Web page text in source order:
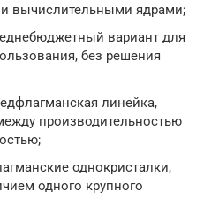
вычислительными ядрами;
вариант для
без решения
линейка,
производительностью
однокристалки,
одного крупного